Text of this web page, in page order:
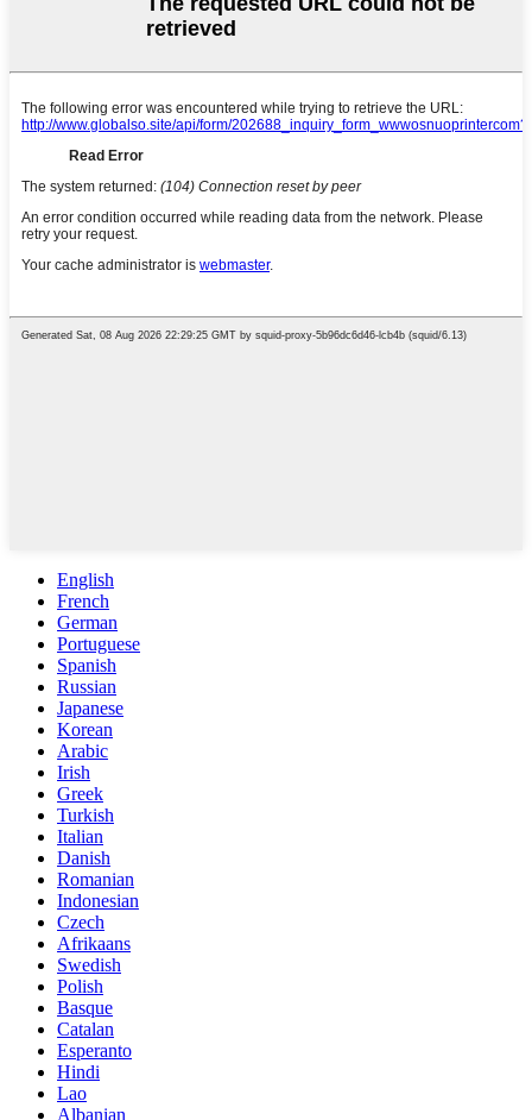
English
French
German
Portuguese
Spanish
Russian
Japanese
Korean
Arabic
Irish
Greek
Turkish
Italian
Danish
Romanian
Indonesian
Czech
Afrikaans
Swedish
Polish
Basque
Catalan
Esperanto
Hindi
Lao
Albanian